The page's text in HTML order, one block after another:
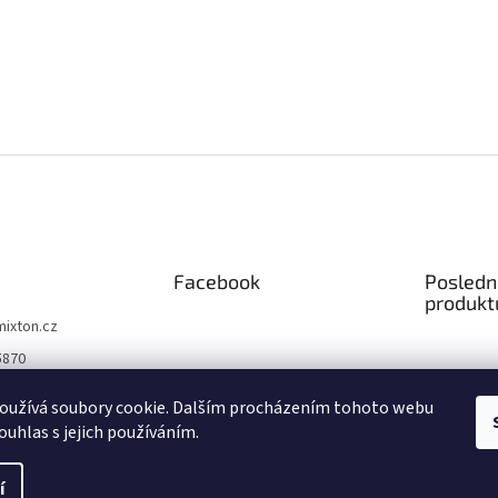
soubory cookie. Dalším procházením tohoto webu
s jejich používáním.
na facebooku
Facebook